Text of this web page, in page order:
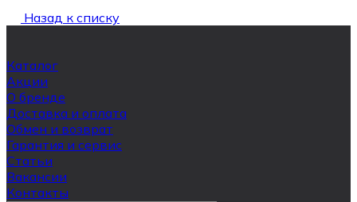
Назад к списку
Каталог
Акции
О бренде
Доставка и оплата
Обмен и возврат
Гарантия и сервис
Статьи
Вакансии
Контакты